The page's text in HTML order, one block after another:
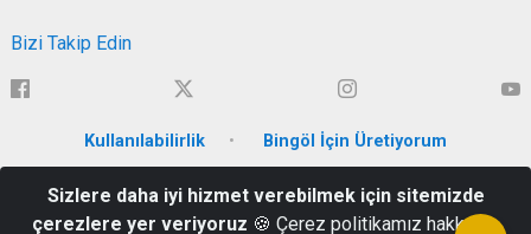
Bizi Takip Edin
Kullanılabilirlik Bingöl İçin Üretiyorum
İnönü Mahallesi Genç Caddesi No:24 Hükümet Konağı / BİNGÖL
Sizlere daha iyi hizmet verebilmek için sitemizde
çerezlere yer veriyoruz 🍪 Çerez politikamız hakkında